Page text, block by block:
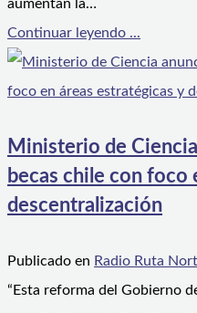
aumentan la…
Continuar leyendo ...
Ministerio de
becas chile con foco
descentralización
Publicado en Radio Ruta
“Esta reforma del Gobierno